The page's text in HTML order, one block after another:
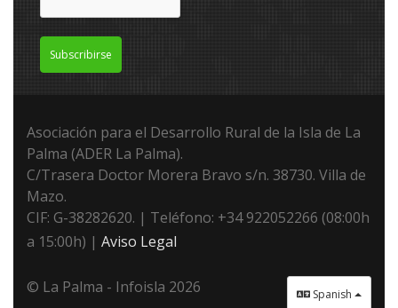
Subscribirse
Asociación para el Desarrollo Rural de la Isla de La
Palma (ADER La Palma).
C/Trasera Doctor Morera Bravo s/n. 38730. Villa de
Mazo.
CIF: G-38282620. | Teléfono: +34 922052266 (08:00h
a 15:00h) | Aviso Legal
Spanish
© La Palma - Infoisla 2026